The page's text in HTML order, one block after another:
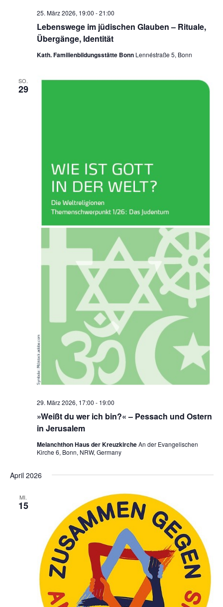
Lebenswege im jüdischen Glauben – Rituale,
Übergänge, Identität
25. März 2026, 19:00 -21:00
Kath. Familienbildungsstätte Bonn Lennéstraße 5, Bonn
SO.
29
»Weißt du wer ich bin?« – Pessach und Ostern
in Jerusalem
29. März 2026, 17:00 - 19:00
Melanchthon Haus der KreuzkircheAn der Evangelischen
Kirche 6, Bonn, NRW, Germany
April 2026
MI.
15